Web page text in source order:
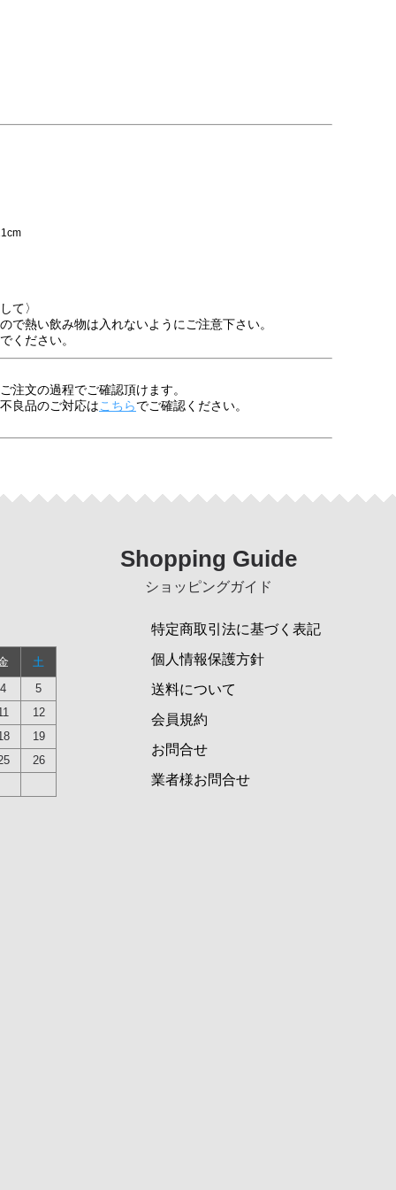
て〉
熱い飲み物は入れないようにご注意下さい。
ください。
の過程でご確認頂けます。
良品のご対応はこちらでご確認ください。
土
4
5
12
19
26
Shopping Guide
ショッピングガイド
特定商取引法に基づく表記
個人情報保護方針
送料について
会員規約
お問合せ
業者様お問合せ